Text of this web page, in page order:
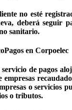
no esté
deberá seguir
sanitario.
en Corpoelec
servicio de pagos
o servicios
o tributos.